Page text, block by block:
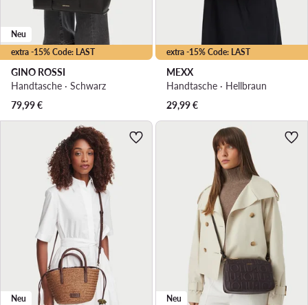
extra -15% Code: LAST
Neu
GINO ROSSI
Handtasche · Schwarz
79,99€
extra -15% Code: LAST
MEXX
Handtasche · Hellbraun
29,99€
Neu Neu